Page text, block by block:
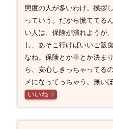
態度の人が多いわけ。挨拶
っていう。だから慌ててる
い人は、保険が潰れようが
し、あそこ行けばいいご飯
なね。保険とか車とか決ま
ら、安心しきっちゃってる
メになってっちゃう。無い
いいね 9